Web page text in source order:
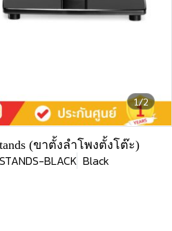
1/2
(ขาตั้งลำโพงตั้งโต๊ะ)
BLACK Black